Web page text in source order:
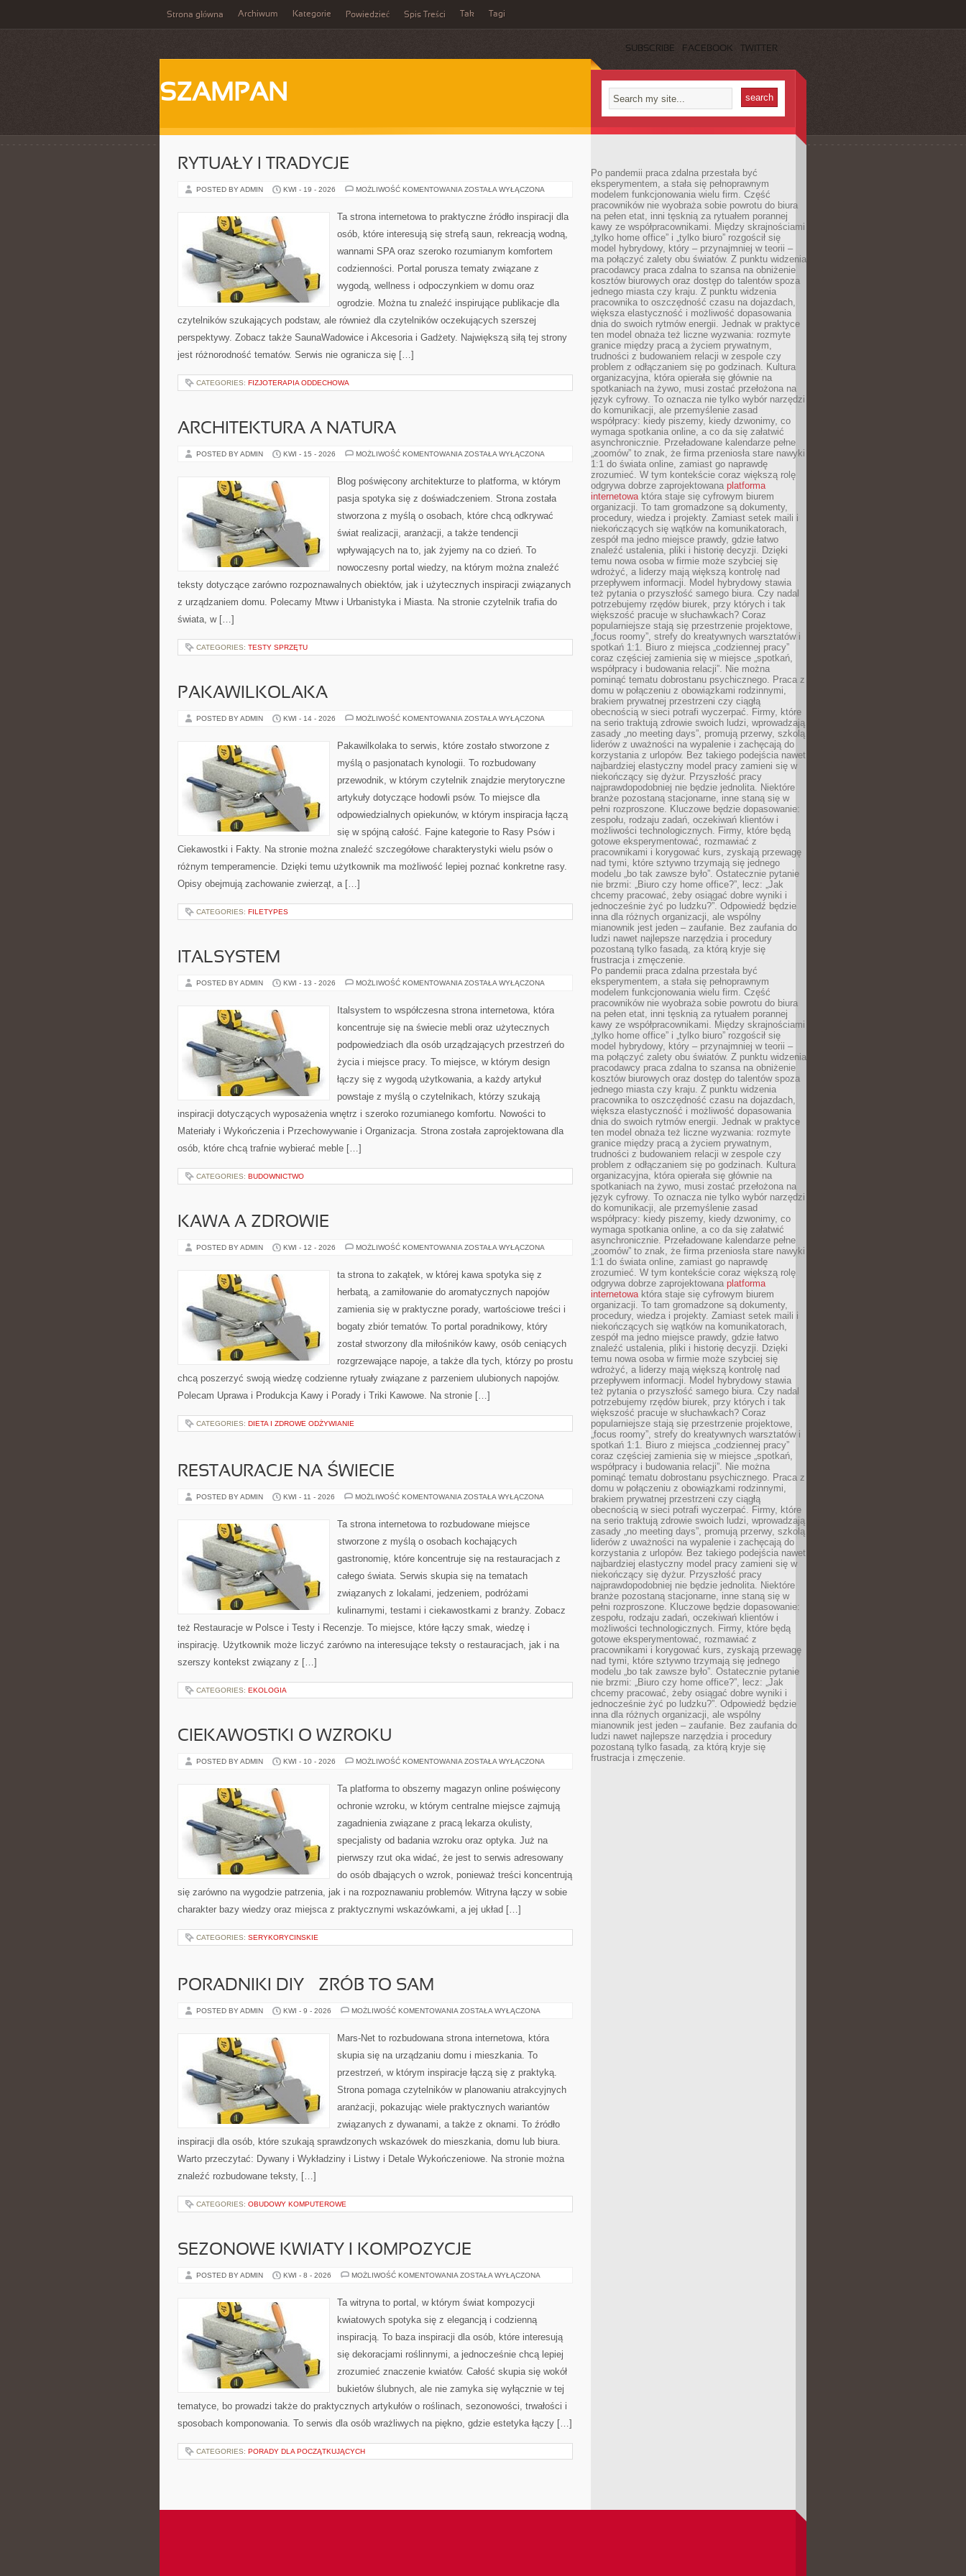
Strona główna Archiwum Kategorie Powiedzieć Spis Treści Tak Tagi
SUBSCRIBE FACEBOOK TWITTER
SZAMPAN
RYTUAŁY I TRADYCJE
POSTED BY ADMIN KWI - 19 - 2026 MOŻLIWOŚĆ KOMENTOWANIA RYTUAŁY
ZOSTAŁA WYŁĄCZONA
Ta strona internetowa to praktyczne źródło inspiracji dla
osób, które interesują się strefą saun, rekreacją wodną,
wannami SPA oraz szeroko rozumianym komfortem
codzienności. Portal porusza tematy związane z
wygodą, wellness i odpoczynkiem w domu oraz
ogrodzie. Można tu znaleźć inspirujące publikacje dla
czytelników szukających podstaw, ale również dla czytelników oczekujących szerszej
perspektywy. Zobacz także SaunaWadowice i Akcesoria i Gadżety. Największą siłą tej strony
jest różnorodność tematów. Serwis nie ogranicza się […]
CATEGORIES: FIZJOTERAPIA ODDECHOWA
ARCHITEKTURA A NATURA
POSTED BY ADMIN KWI - 15 - 2026 MOŻLIWOŚĆ KOMENTOWANIA ARCHITEKTURA
ZOSTAŁA WYŁĄCZONA
Blog poświęcony architekturze to platforma, w którym
pasja spotyka się z doświadczeniem. Strona została
stworzona z myślą o osobach, które chcą odkrywać
świat realizacji, aranżacji, a także tendencji
wpływających na to, jak żyjemy na co dzień. To
nowoczesny portal wiedzy, na którym można znaleźć
teksty dotyczące zarówno rozpoznawalnych obiektów, jak i użytecznych inspiracji związanych
z urządzaniem domu. Polecamy Mtww i Urbanistyka i Miasta. Na stronie czytelnik trafia do
świata, w […]
CATEGORIES: TESTY SPRZĘTU
PAKAWILKOLAKA
POSTED BY ADMIN KWI - 14 - 2026 MOŻLIWOŚĆ KOMENTOWANIA PAKAWILKOLAKA
ZOSTAŁA WYŁĄCZONA
Pakawilkolaka to serwis, które zostało stworzone z
myślą o pasjonatach kynologii. To rozbudowany
przewodnik, w którym czytelnik znajdzie merytoryczne
artykuły dotyczące hodowli psów. To miejsce dla
odpowiedzialnych opiekunów, w którym inspiracja łączą
się w spójną całość. Fajne kategorie to Rasy Psów i
Ciekawostki i Fakty. Na stronie można znaleźć szczegółowe charakterystyki wielu psów o
różnym temperamencie. Dzięki temu użytkownik ma możliwość lepiej poznać konkretne rasy.
Opisy obejmują zachowanie zwierząt, a […]
CATEGORIES: FILETYPES
ITALSYSTEM
POSTED BY ADMIN KWI - 13 - 2026 MOŻLIWOŚĆ KOMENTOWANIA ITALSYSTEM
ZOSTAŁA WYŁĄCZONA
Italsystem to współczesna strona internetowa, która
koncentruje się na świecie mebli oraz użytecznych
podpowiedziach dla osób urządzających przestrzeń do
życia i miejsce pracy. To miejsce, w którym design
łączy się z wygodą użytkowania, a każdy artykuł
powstaje z myślą o czytelnikach, którzy szukają
inspiracji dotyczących wyposażenia wnętrz i szeroko rozumianego komfortu. Nowości to
Materiały i Wykończenia i Przechowywanie i Organizacja. Strona została zaprojektowana dla
osób, które chcą trafnie wybierać meble […]
CATEGORIES: BUDOWNICTWO
KAWA A ZDROWIE
POSTED BY ADMIN KWI - 12 - 2026 MOŻLIWOŚĆ KOMENTOWANIA KAWA
ZOSTAŁA WYŁĄCZONA
ta strona to zakątek, w której kawa spotyka się z
herbatą, a zamiłowanie do aromatycznych napojów
zamienia się w praktyczne porady, wartościowe treści i
bogaty zbiór tematów. To portal poradnikowy, który
został stworzony dla miłośników kawy, osób ceniących
rozgrzewające napoje, a także dla tych, którzy po prostu
chcą poszerzyć swoją wiedzę codzienne rytuały związane z parzeniem ulubionych napojów.
Polecam Uprawa i Produkcja Kawy i Porady i Triki Kawowe. Na stronie […]
CATEGORIES: DIETA I ZDROWE ODŻYWIANIE
RESTAURACJE NA ŚWIECIE
POSTED BY ADMIN KWI - 11 - 2026 MOŻLIWOŚĆ KOMENTOWANIA RESTAURACJE
ZOSTAŁA WYŁĄCZONA
Ta strona internetowa to rozbudowane miejsce
stworzone z myślą o osobach kochających
gastronomię, które koncentruje się na restauracjach z
całego świata. Serwis skupia się na tematach
związanych z lokalami, jedzeniem, podróżami
kulinarnymi, testami i ciekawostkami z branży. Zobacz
też Restauracje w Polsce i Testy i Recenzje. To miejsce, które łączy smak, wiedzę i
inspirację. Użytkownik może liczyć zarówno na interesujące teksty o restauracjach, jak i na
szerszy kontekst związany z […]
CATEGORIES: EKOLOGIA
CIEKAWOSTKI O WZROKU
POSTED BY ADMIN KWI - 10 - 2026 MOŻLIWOŚĆ KOMENTOWANIA CIEKAWOSTKI
ZOSTAŁA WYŁĄCZONA
Ta platforma to obszerny magazyn online poświęcony
ochronie wzroku, w którym centralne miejsce zajmują
zagadnienia związane z pracą lekarza okulisty,
specjalisty od badania wzroku oraz optyka. Już na
pierwszy rzut oka widać, że jest to serwis adresowany
do osób dbających o wzrok, ponieważ treści koncentrują
się zarówno na wygodzie patrzenia, jak i na rozpoznawaniu problemów. Witryna łączy w sobie
charakter bazy wiedzy oraz miejsca z praktycznymi wskazówkami, a jej układ […]
CATEGORIES: SERYKORYCINSKIE
PORADNIKI DIY – ZRÓB TO SAM
POSTED BY ADMIN KWI - 9 - 2026 MOŻLIWOŚĆ KOMENTOWANIA PORADNIKI
ZRÓB
TO
ZOSTAŁA WYŁĄCZONA
Mars-Net to rozbudowana strona internetowa, która
skupia się na urządzaniu domu i mieszkania. To
przestrzeń, w którym inspiracje łączą się z praktyką.
Strona pomaga czytelników w planowaniu atrakcyjnych
aranżacji, pokazując wiele praktycznych wariantów
związanych z dywanami, a także z oknami. To źródło
inspiracji dla osób, które szukają sprawdzonych wskazówek do mieszkania, domu lub biura.
Warto przeczytać: Dywany i Wykładziny i Listwy i Detale Wykończeniowe. Na stronie można
znaleźć rozbudowane teksty, […]
CATEGORIES: OBUDOWY KOMPUTEROWE
SEZONOWE KWIATY I KOMPOZYCJE
POSTED BY ADMIN KWI - 8 - 2026 MOŻLIWOŚĆ KOMENTOWANIA SEZONOWE
KOMPOZYCJE
ZOSTAŁA WYŁĄCZONA
Ta witryna to portal, w którym świat kompozycji
kwiatowych spotyka się z elegancją i codzienną
inspiracją. To baza inspiracji dla osób, które interesują
się dekoracjami roślinnymi, a jednocześnie chcą lepiej
zrozumieć znaczenie kwiatów. Całość skupia się wokół
bukietów ślubnych, ale nie zamyka się wyłącznie w tej
tematyce, bo prowadzi także do praktycznych artykułów o roślinach, sezonowości, trwałości i
sposobach komponowania. To serwis dla osób wrażliwych na piękno, gdzie estetyka łączy […]
CATEGORIES: PORADY DLA POCZĄTKUJĄCYCH
Po pandemii praca zdalna przestała być
eksperymentem, a stała się pełnoprawnym
modelem funkcjonowania wielu firm. Część
pracowników nie wyobraża sobie powrotu do biura
na pełen etat, inni tęsknią za rytuałem porannej
kawy ze współpracownikami. Między skrajnościami
„tylko home office” i „tylko biuro” rozgościł się
model hybrydowy, który – przynajmniej w teorii –
ma połączyć zalety obu światów. Z punktu widzenia
pracodawcy praca zdalna to szansa na obniżenie
kosztów biurowych oraz dostęp do talentów spoza
jednego miasta czy kraju. Z punktu widzenia
pracownika to oszczędność czasu na dojazdach,
większa elastyczność i możliwość dopasowania
dnia do swoich rytmów energii. Jednak w praktyce
ten model obnaża też liczne wyzwania: rozmyte
granice między pracą a życiem prywatnym,
trudności z budowaniem relacji w zespole czy
problem z odłączaniem się po godzinach. Kultura
organizacyjna, która opierała się głównie na
spotkaniach na żywo, musi zostać przełożona na
język cyfrowy. To oznacza nie tylko wybór narzędzi
do komunikacji, ale przemyślenie zasad
współpracy: kiedy piszemy, kiedy dzwonimy, co
wymaga spotkania online, a co da się załatwić
asynchronicznie. Przeładowane kalendarze pełne
„zoomów” to znak, że firma przeniosła stare nawyki
1:1 do świata online, zamiast go naprawdę
zrozumieć. W tym kontekście coraz większą rolę
odgrywa dobrze zaprojektowana platforma
internetowaktóra staje się cyfrowym biurem
organizacji. To tam gromadzone są dokumenty,
procedury, wiedza i projekty. Zamiast setek maili i
niekończących się wątków na komunikatorach,
zespół ma jedno miejsce prawdy, gdzie łatwo
znaleźć ustalenia, pliki i historię decyzji. Dzięki
temu nowa osoba w firmie może szybciej się
wdrożyć, a liderzy mają większą kontrolę nad
przepływem informacji. Model hybrydowy stawia
też pytania o przyszłość samego biura. Czy nadal
potrzebujemy rzędów biurek, przy których i tak
większość pracuje w słuchawkach? Coraz
popularniejsze stają się przestrzenie projektowe,
„focus roomy”, strefy do kreatywnych warsztatów i
spotkań 1:1. Biuro z miejsca „codziennej pracy”
coraz częściej zamienia się w miejsce „spotkań,
współpracy i budowania relacji”. Nie można
pominąć tematu dobrostanu psychicznego. Praca z
domu w połączeniu z obowiązkami rodzinnymi,
brakiem prywatnej przestrzeni czy ciągłą
obecnością w sieci potrafi wyczerpać. Firmy, które
na serio traktują zdrowie swoich ludzi, wprowadzają
zasady „no meeting days”, promują przerwy, szkolą
liderów z uważności na wypalenie i zachęcają do
korzystania z urlopów. Bez takiego podejścia nawet
najbardziej elastyczny model pracy zamieni się w
niekończący się dyżur. Przyszłość pracy
najprawdopodobniej nie będzie jednolita. Niektóre
branże pozostaną stacjonarne, inne staną się w
pełni rozproszone. Kluczowe będzie dopasowanie:
zespołu, rodzaju zadań, oczekiwań klientów i
możliwości technologicznych. Firmy, które będą
gotowe eksperymentować, rozmawiać z
pracownikami i korygować kurs, zyskają przewagę
nad tymi, które sztywno trzymają się jednego
modelu „bo tak zawsze było”. Ostatecznie pytanie
nie brzmi: „Biuro czy home office?”, lecz: „Jak
chcemy pracować, żeby osiągać dobre wyniki i
jednocześnie żyć po ludzku?”. Odpowiedź będzie
inna dla różnych organizacji, ale wspólny
mianownik jest jeden – zaufanie. Bez zaufania do
ludzi nawet najlepsze narzędzia i procedury
pozostaną tylko fasadą, za którą kryje się
frustracja i zmęczenie.
Po pandemii praca zdalna przestała być
eksperymentem, a stała się pełnoprawnym
modelem funkcjonowania wielu firm. Część
pracowników nie wyobraża sobie powrotu do biura
na pełen etat, inni tęsknią za rytuałem porannej
kawy ze współpracownikami. Między skrajnościami
„tylko home office” i „tylko biuro” rozgościł się
model hybrydowy, który – przynajmniej w teorii –
ma połączyć zalety obu światów. Z punktu widzenia
pracodawcy praca zdalna to szansa na obniżenie
kosztów biurowych oraz dostęp do talentów spoza
jednego miasta czy kraju. Z punktu widzenia
pracownika to oszczędność czasu na dojazdach,
większa elastyczność i możliwość dopasowania
dnia do swoich rytmów energii. Jednak w praktyce
ten model obnaża też liczne wyzwania: rozmyte
granice między pracą a życiem prywatnym,
trudności z budowaniem relacji w zespole czy
problem z odłączaniem się po godzinach. Kultura
organizacyjna, która opierała się głównie na
spotkaniach na żywo, musi zostać przełożona na
język cyfrowy. To oznacza nie tylko wybór narzędzi
do komunikacji, ale przemyślenie zasad
współpracy: kiedy piszemy, kiedy dzwonimy, co
wymaga spotkania online, a co da się załatwić
asynchronicznie. Przeładowane kalendarze pełne
„zoomów” to znak, że firma przeniosła stare nawyki
1:1 do świata online, zamiast go naprawdę
zrozumieć. W tym kontekście coraz większą rolę
odgrywa dobrze zaprojektowana platforma
internetowaktóra staje się cyfrowym biurem
organizacji. To tam gromadzone są dokumenty,
procedury, wiedza i projekty. Zamiast setek maili i
niekończących się wątków na komunikatorach,
zespół ma jedno miejsce prawdy, gdzie łatwo
znaleźć ustalenia, pliki i historię decyzji. Dzięki
temu nowa osoba w firmie może szybciej się
wdrożyć, a liderzy mają większą kontrolę nad
przepływem informacji. Model hybrydowy stawia
też pytania o przyszłość samego biura. Czy nadal
potrzebujemy rzędów biurek, przy których i tak
większość pracuje w słuchawkach? Coraz
popularniejsze stają się przestrzenie projektowe,
„focus roomy”, strefy do kreatywnych warsztatów i
spotkań 1:1. Biuro z miejsca „codziennej pracy”
coraz częściej zamienia się w miejsce „spotkań,
współpracy i budowania relacji”. Nie można
pominąć tematu dobrostanu psychicznego. Praca z
domu w połączeniu z obowiązkami rodzinnymi,
brakiem prywatnej przestrzeni czy ciągłą
obecnością w sieci potrafi wyczerpać. Firmy, które
na serio traktują zdrowie swoich ludzi, wprowadzają
zasady „no meeting days”, promują przerwy, szkolą
liderów z uważności na wypalenie i zachęcają do
korzystania z urlopów. Bez takiego podejścia nawet
najbardziej elastyczny model pracy zamieni się w
niekończący się dyżur. Przyszłość pracy
najprawdopodobniej nie będzie jednolita. Niektóre
branże pozostaną stacjonarne, inne staną się w
pełni rozproszone. Kluczowe będzie dopasowanie:
zespołu, rodzaju zadań, oczekiwań klientów i
możliwości technologicznych. Firmy, które będą
gotowe eksperymentować, rozmawiać z
pracownikami i korygować kurs, zyskają przewagę
nad tymi, które sztywno trzymają się jednego
modelu „bo tak zawsze było”. Ostatecznie pytanie
nie brzmi: „Biuro czy home office?”, lecz: „Jak
chcemy pracować, żeby osiągać dobre wyniki i
jednocześnie żyć po ludzku?”. Odpowiedź będzie
inna dla różnych organizacji, ale wspólny
mianownik jest jeden – zaufanie. Bez zaufania do
ludzi nawet najlepsze narzędzia i procedury
pozostaną tylko fasadą, za którą kryje się
frustracja i zmęczenie.